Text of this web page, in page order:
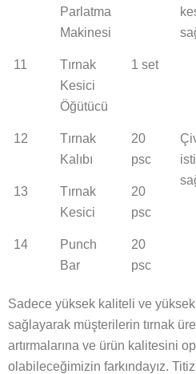
Parlatma
Makinesi
11
Tırnak
Kesici
Öğütücü
1 set
12
Tırnak
Kalıbı
20
psc
13
Tırnak
Kesici
20
psc
14
Punch
Bar
20
psc
Sadece yüksek kaliteli ve
sağlayarak müşterilerin tırnak
artırmalarına ve ürün kalitesini
olabileceğimizin farkındayız.